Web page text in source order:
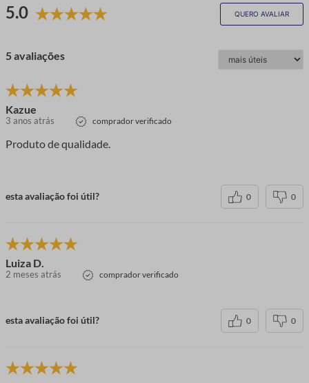
5.0
QUERO AVALIAR
5 avaliações
Kazue
3 anos atrás comprador verificado
Produto de qualidade.
esta avaliação foi útil? 0 0
Luiza D.
2 meses atrás comprador verificado
esta avaliação foi útil? 0 0